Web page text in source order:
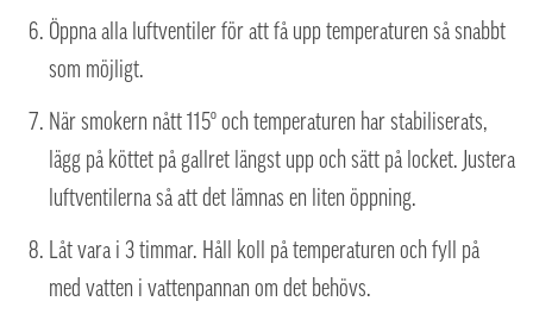
Öppna alla luftventiler för att få upp temperaturen så snabbt
som möjligt.
När smokern nått 115º och temperaturen har stabiliserats,
lägg på köttet på gallret längst upp och sätt på locket. Justera
luftventilerna så att det lämnas en liten öppning.
Låt vara i 3 timmar. Håll koll på temperaturen och fyll på
med vatten i vattenpannan om det behövs.